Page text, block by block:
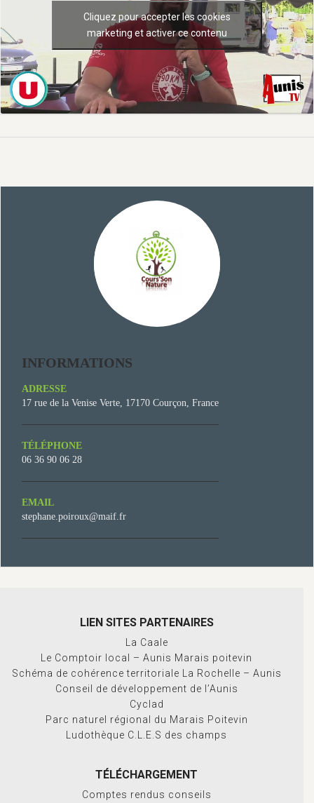
Cliquez pour accepter les cookies
marketing et activer ce contenu
INFORMATIONS
ADRESSE
17 rue de la Venise Verte, 17170 Courçon, France
TÉLÉPHONE
06 36 90 06 28
EMAIL
stephane.poiroux@maif.fr
LIEN SITES PARTENAIRES
La Caale
Le Comptoir local – Aunis Marais poitevin
Schéma de cohérence territoriale La Rochelle – Aunis
Conseil de développement de l’Aunis
Cyclad
Parc naturel régional du Marais Poitevin
Ludothèque C.L.E.S des champs
TÉLÉCHARGEMENT
Comptes rendus conseils